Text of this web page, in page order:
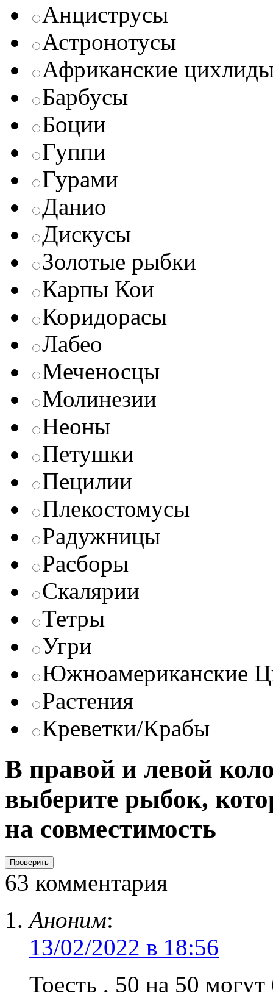
Анциструсы
Астронотусы
Африканские
Барбусы
Боции
Гуппи
Гурами
Данио
Дискусы
Золотые рыбки
Карпы Кои
Коридорасы
Лабео
Меченосцы
Молинезии
Неоны
Петушки
Пецилии
Плекостомусы
Радужницы
Расборы
Скалярии
Тетры
Угри
Южноамериканские
Растения
Креветки/Крабы
В правой и левой
выберите рыбок,
на совместимость
63 комментария
Аноним:
13/02/2022 в 18:56
Тоесть , 50 на 50